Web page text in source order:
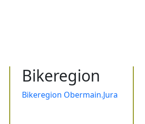
Bikeregion
Bikeregion Obermain.Jura